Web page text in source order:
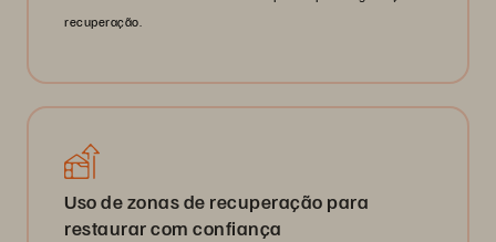
recuperação.
Uso de zonas de recuperação para
restaurar com confiança